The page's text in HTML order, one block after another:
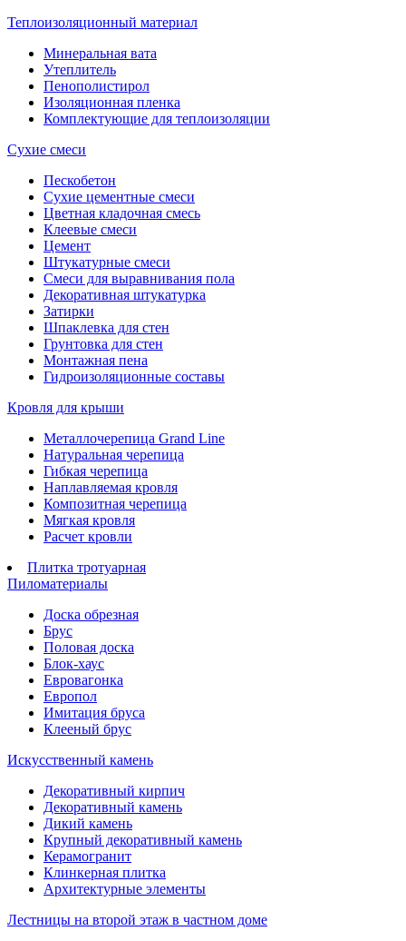
Теплоизоляционный материал
Минеральная вата
Утеплитель
Пенополистирол
Изоляционная пленка
Комплектующие для теплоизоляции
Сухие смеси
Пескобетон
Сухие цементные смеси
Цветная кладочная смесь
Клеевые смеси
Цемент
Штукатурные смеси
Смеси для выравнивания пола
Декоративная штукатурка
Затирки
Шпаклевка для стен
Грунтовка для стен
Монтажная пена
Гидроизоляционные составы
Кровля для крыши
Металлочерепица Grand Line
Натуральная черепица
Гибкая черепица
Наплавляемая кровля
Композитная черепица
Мягкая кровля
Расчет кровли
Плитка тротуарная
Пиломатериалы
Доска обрезная
Брус
Половая доска
Блок-хаус
Евровагонка
Европол
Имитация бруса
Клееный брус
Искусственный камень
Декоративный кирпич
Декоративный камень
Дикий камень
Крупный декоративный камень
Керамогранит
Клинкерная плитка
Архитектурные элементы
Лестницы на второй этаж в частном доме